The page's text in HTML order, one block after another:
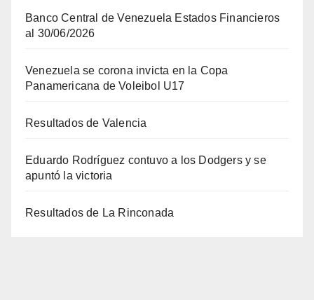
Banco Central de Venezuela Estados Financieros
al 30/06/2026
Venezuela se corona invicta en la Copa
Panamericana de Voleibol U17
Resultados de Valencia
Eduardo Rodríguez contuvo a los Dodgers y se
apuntó la victoria
Resultados de La Rinconada